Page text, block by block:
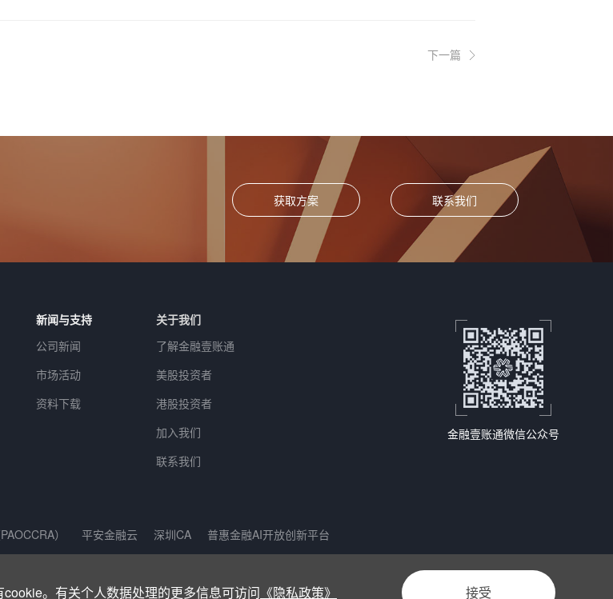
。有关个人数据处理的更多信息可访问 《隐私政策》 接受
下一篇
获取方案 联系我们
新闻与支持
公司新闻
市场活动
资料下载
关于我们
了解金融壹账通
美股投资者
港股投资者
加入我们
联系我们
金融壹账通微信公众号
） 平安金融云 深圳CA 普惠金融AI开放创新平台
粤B2-20180141|粤ICP备17140175号|粤公网安备 44030402003962号